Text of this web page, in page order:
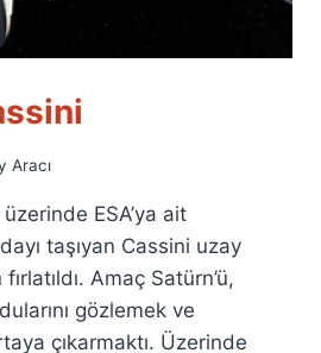
Aracı
ESA’ya ait
taşıyan Cassini uzay
Amaç Satürn’ü,
gözlemek ve
çıkarmaktı. Üzerinde